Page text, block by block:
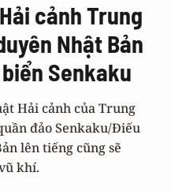
cảnh Trung
Nhật Bản
Senkaku
Hải cảnh của Trung
đảo Senkaku/Điếu
lên tiếng cũng sẽ
khí.